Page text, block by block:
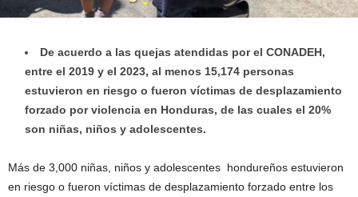
De acuerdo a las quejas atendidas por el CONADEH,
entre el 2019 y el 2023, al menos 15,174 personas
estuvieron en riesgo o fueron víctimas de desplazamiento
forzado por violencia en Honduras, de las cuales el 20%
son niñas, niños y adolescentes.
Más de 3,000 niñas, niños y adolescentes hondureños estuvieron
en riesgo o fueron víctimas de desplazamiento forzado entre los